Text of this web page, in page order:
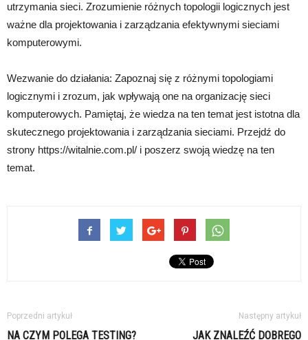
utrzymania sieci. Zrozumienie różnych topologii logicznych jest
ważne dla projektowania i zarządzania efektywnymi sieciami
komputerowymi.
Wezwanie do działania: Zapoznaj się z różnymi topologiami
logicznymi i zrozum, jak wpływają one na organizację sieci
komputerowych. Pamiętaj, że wiedza na ten temat jest istotna dla
skutecznego projektowania i zarządzania sieciami. Przejdź do
strony https://witalnie.com.pl/ i poszerz swoją wiedzę na ten
temat.
Poprzedni artykuł
NA CZYM POLEGA TESTING?
Następny artykuł
JAK ZNALEŹĆ DOBREGO